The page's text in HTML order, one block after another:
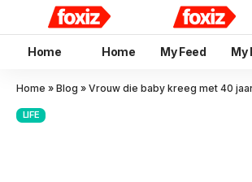
Home Home My Feed My
Home » Blog » Vrouw die baby kreeg met 40 jaar oudere
LIFE